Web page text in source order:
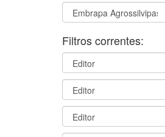
Filtros correntes: